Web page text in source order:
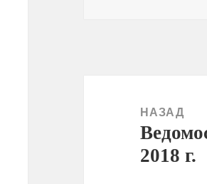
НАЗАД
запись:
2018 г.